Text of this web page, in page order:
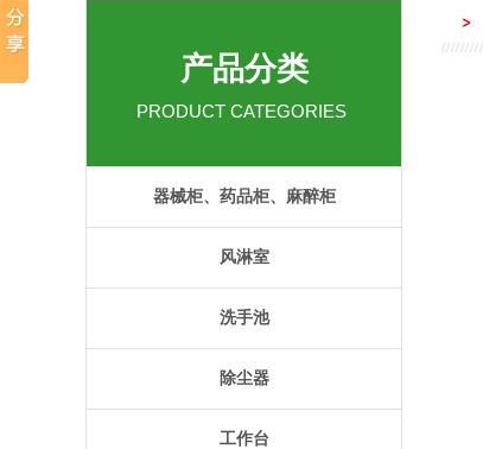
产品分类
PRODUCT CATEGORIES
器械柜、药品柜、麻醉柜
风淋室
洗手池
除尘器
工作台